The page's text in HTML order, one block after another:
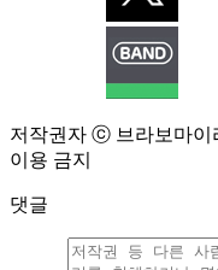
저작권자 ⓒ 브라보마이
이용 금지
댓글